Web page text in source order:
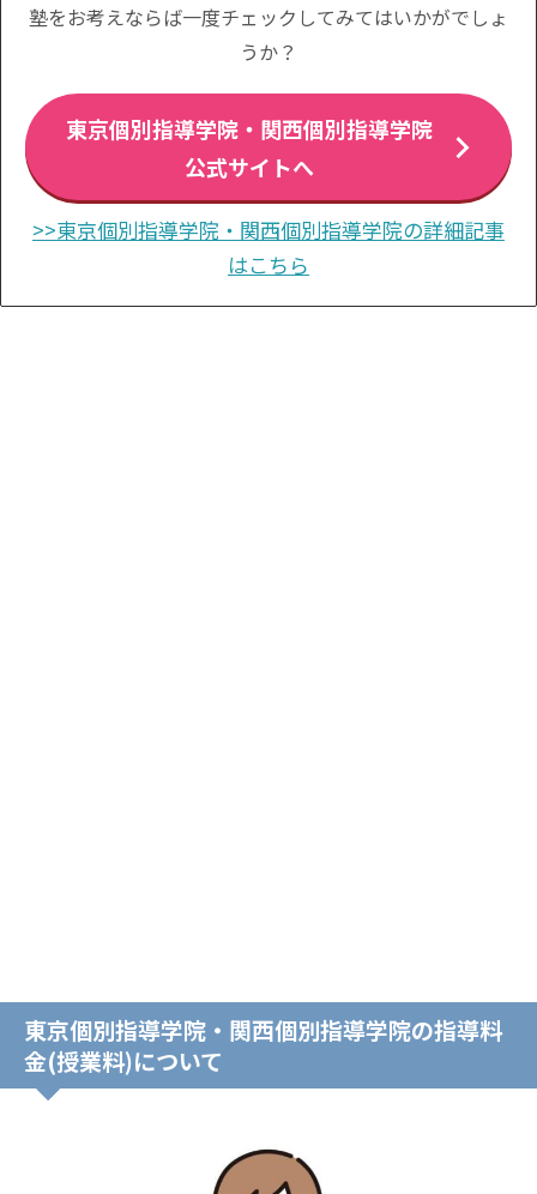
塾をお考えならば一度チェックしてみてはいかがでしょ
うか？
東京個別指導学院・関西個別指導学院
公式サイトへ
>>東京個別指導学院・関西個別指導学院の詳細記事
はこちら
東京個別指導学院・関西個別指導学院の指導料
金(授業料)について